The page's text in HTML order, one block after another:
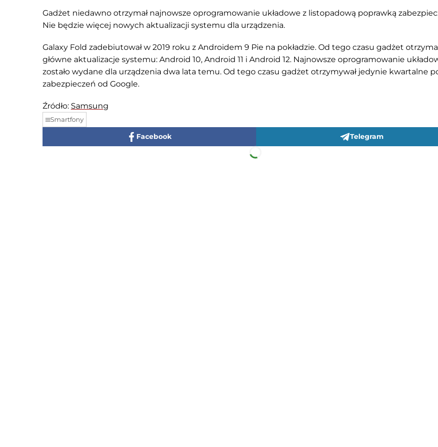
Gadżet niedawno otrzymał najnowsze oprogramowanie układowe z listopadową poprawką
Nie będzie więcej nowych aktualizacji systemu dla urządzenia.
Galaxy Fold zadebiutował w 2019 roku z Androidem 9 Pie na pokładzie. Od tego czasu gadżet
główne aktualizacje systemu: Android 10, Android 11 i Android 12. Najnowsze oprogramowanie
zostało wydane dla urządzenia dwa lata temu. Od tego czasu gadżet otrzymywał jedynie kwartalne
zabezpieczeń od Google.
Źródło: Samsung
Smartfony
Facebook Telegram